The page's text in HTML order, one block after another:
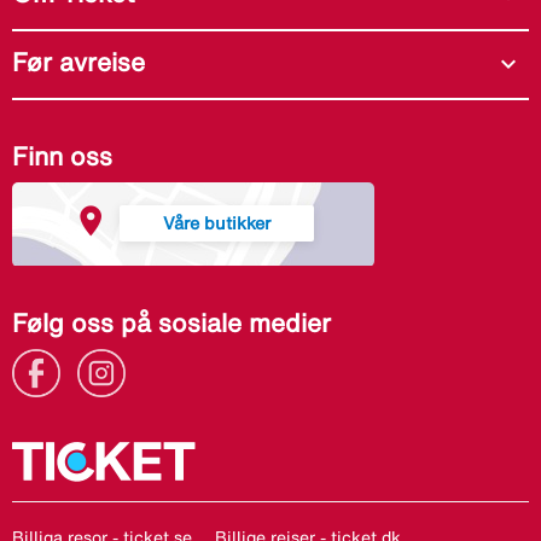
Før avreise expand_more
Finn oss
Våre butikker
Følg oss på sosiale medier
Billiga resor - ticket.se Billige rejser - ticket.dk